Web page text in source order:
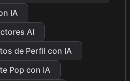
IA
AI
de Perfil con IA
Pop con IA